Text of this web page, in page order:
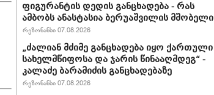
ფიგურანტის დედის განცხადება - რას
ამბობს ანასტასია ბერუაშვილის მშობელი
რეზონანსი 07.08.2026
„ძალიან მძიმე განცხადება იყო ქართული
სახელმწიფოსა და ჯარის წინააღმდეგ“ -
კალაძე ბარამიძის განცხადებაზე
რეზონანსი 07.08.2026